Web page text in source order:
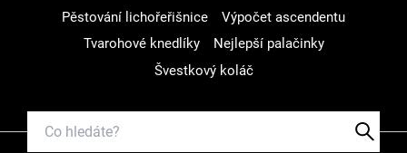
Pěstování lichořeřišnice
Výpočet ascendentu
Tvarohové knedlíky
Nejlepší palačinky
Švestkový koláč